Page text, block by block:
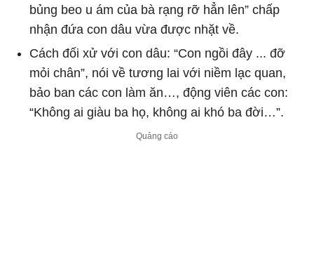
bủng beo u ám của bà rạng rỡ hẳn lên” chấp
nhận đứa con dâu vừa được nhặt về.
Cách đối xử với con dâu: “Con ngồi đây ... đỡ
mỏi chân”, nói về tương lai với niềm lạc quan,
bảo ban các con làm ăn…, động viên các con:
“Không ai giàu ba họ, không ai khó ba đời…”.